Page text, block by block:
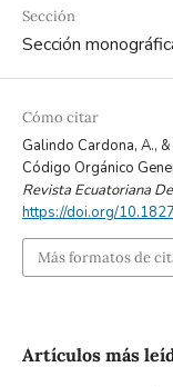
Sección
Sección
Cómo citar
Galindo Cardona, A.,
Código Orgánico
Revista Ecuatoriana
https://doi.org/
Más formatos de
Artículos más